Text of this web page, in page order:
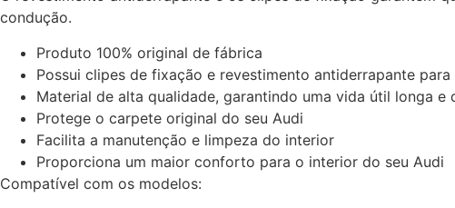
condução.
Produto 100% original de fábrica
Possui clipes de fixação e revestimento antiderrapante
Material de alta qualidade, garantindo uma vida útil longa e
Protege o carpete original do seu Audi
Facilita a manutenção e limpeza do interior
Proporciona um maior conforto para o interior do seu Audi
Compatível com os modelos: